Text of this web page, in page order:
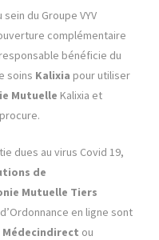
du Groupe VYV
complémentaire
bénéficie du
soins Kalixia pour utiliser
Mutuelle Kalixia et
dues au virus Covid 19,
de
Mutuelle Tiers
en ligne sont
Médecindirect ou